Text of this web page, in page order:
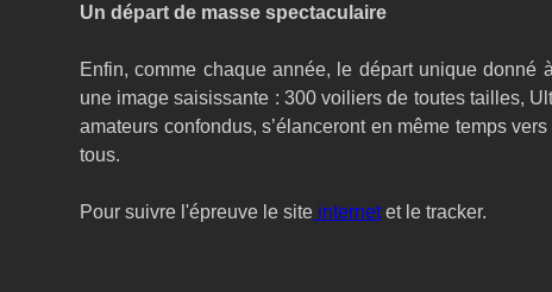
Un départ de masse spectaculaire
Enfin, comme chaque année, le départ unique donné
une image saisissante : 300 voiliers de toutes tailles,
amateurs confondus, s’élanceront en même temps
tous.
Pour suivre l'épreuve le site internet et le tracker.